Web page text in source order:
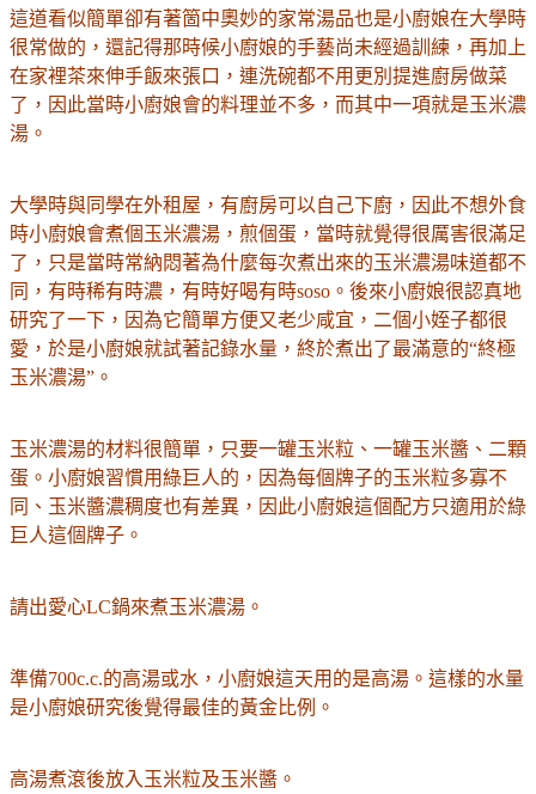
這道看似簡單卻有著箇中奧妙的家常湯品也是小廚娘在大學時
很常做的，還記得那時候小廚娘的手藝尚未經過訓練，再加上
在家裡茶來伸手飯來張口，連洗碗都不用更別提進廚房做菜
了，因此當時小廚娘會的料理並不多，而其中一項就是玉米濃
湯。
大學時與同學在外租屋，有廚房可以自己下廚，因此不想外食
時小廚娘會煮個玉米濃湯，煎個蛋，當時就覺得很厲害很滿足
了，只是當時常納悶著為什麼每次煮出來的玉米濃湯味道都不
同，有時稀有時濃，有時好喝有時soso。後來小廚娘很認真地
研究了一下，因為它簡單方便又老少咸宜，二個小姪子都很
愛，於是小廚娘就試著記錄水量，終於煮出了最滿意的“終極
玉米濃湯”。
玉米濃湯的材料很簡單，只要一罐玉米粒、一罐玉米醬、二顆
蛋。小廚娘習慣用綠巨人的，因為每個牌子的玉米粒多寡不
同、玉米醬濃稠度也有差異，因此小廚娘這個配方只適用於綠
巨人這個牌子。
請出愛心LC鍋來煮玉米濃湯。
準備700c.c.的高湯或水，小廚娘這天用的是高湯。這樣的水量
是小廚娘研究後覺得最佳的黃金比例。
高湯煮滾後放入玉米粒及玉米醬。